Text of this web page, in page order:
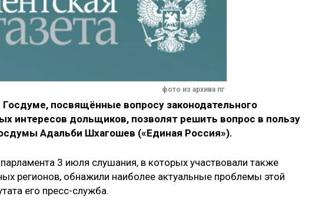
фото из архива пг
посвящённые вопросу законодательного
интересов дольщиков, позволят решить вопрос в пользу
Адальби Шхагошев («Единая Россия»).
3 июля слушания, в которых участвовали также
регионов, обнажили наиболее актуальные проблемы этой
его пресс-служба.